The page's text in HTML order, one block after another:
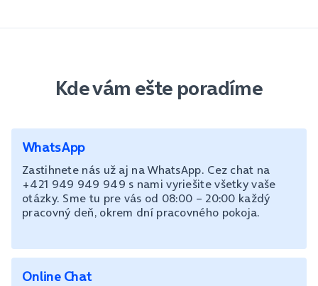
Kde vám ešte poradíme
WhatsApp
Zastihnete nás už aj na WhatsApp. Cez chat na
+421 949 949 949 s nami vyriešite všetky vaše
otázky. Sme tu pre vás od 08:00 – 20:00 každý
pracovný deň, okrem dní pracovného pokoja.
Online Chat